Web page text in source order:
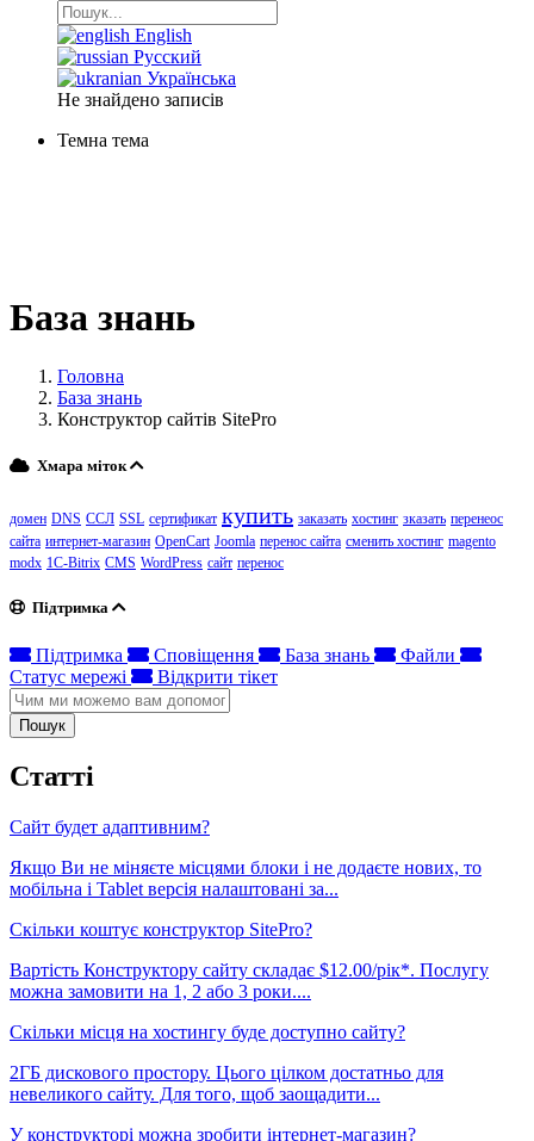
English
Русский
Українська
Не знайдено записів
Темна тема
База знань
Головна
База знань
Конструктор сайтів SitePro
Хмара міток
домен DNS ССЛ SSL сертификат купить заказать хостинг зказать перенеос
сайта интернет-магазин OpenCart Joomla перенос сайта сменить хостинг magento
modx 1C-Bitrix CMS WordPress сайт перенос
Підтримка
Підтримка Сповіщення База знань
Файли
Статус мережі
Відкрити тікет
Пошук
Статті
Сайт будет адаптивним?
Якщо Ви не міняєте місцями блоки і не додаєте нових, то
мобільна і Tablet версія налаштовані за...
Скільки коштує конструктор SitePro?
Вартість Конструктору сайту складає $12.00/рік*. Послугу
можна замовити на 1, 2 або 3 роки....
Скільки місця на хостингу буде доступно сайту?
2ГБ дискового простору. Цього цілком достатньо для
невеликого сайту. Для того, щоб заощадити...
У конструкторі можна зробити інтернет-магазин?